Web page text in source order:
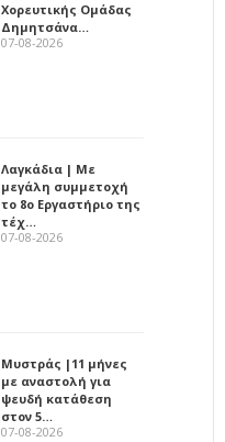
Χορευτικής Ομάδας
Δημητσάνα…
07-08-2026
Λαγκάδια | Με
μεγάλη συμμετοχή
το 8ο Εργαστήριο της
τέχ…
07-08-2026
Μυστράς |11 μήνες
με αναστολή για
ψευδή κατάθεση
στον 5…
07-08-2026